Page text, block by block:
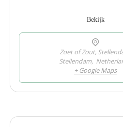
Bekijk
Zoet of Zout,
Stellendam,
+ Google Maps